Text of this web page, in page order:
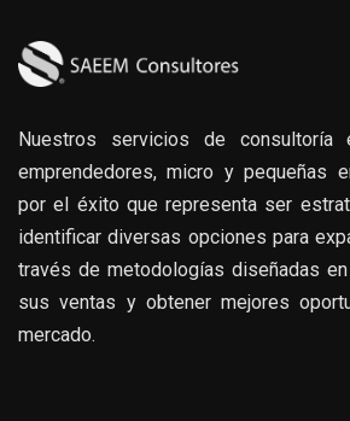
Nuestros servicios de consultoría
emprendedores, micro y pequeñas
por el éxito que representa ser
identificar diversas opciones para
través de metodologías diseñadas
sus ventas y obtener mejores
mercado.